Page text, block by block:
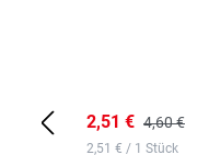
2,51 € 4,60 €
2,51 € / 1 Stück